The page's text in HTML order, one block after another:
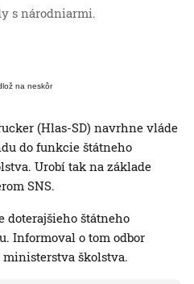
s národniarmi.
na neskôr
(Hlas-SD) navrhne vláde
do funkcie štátneho
Urobí tak na základe
SNS.
doterajšieho štátneho
Informoval o tom odbor
školstva.